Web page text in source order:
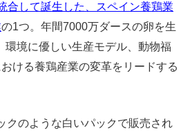
合して誕生した、スペイン養鶏業
の1つ。年間7000万ダースの卵を生
環境に優しい生産モデル、動物福
ける養鶏産業の変革をリードする
クのような白いパックで販売され